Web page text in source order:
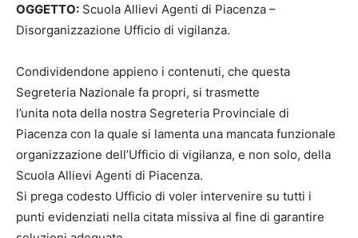
OGGETTO: Scuola Allievi Agenti di Piacenza –
Disorganizzazione Ufficio di vigilanza.
Condividendone appieno i contenuti, che questa
Segreteria Nazionale fa propri, si trasmette
l’unita nota della nostra Segreteria Provinciale di
Piacenza con la quale si lamenta una mancata funzionale
organizzazione dell’Ufficio di vigilanza, e non solo, della
Scuola Allievi Agenti di Piacenza.
Si prega codesto Ufficio di voler intervenire su tutti i
punti evidenziati nella citata missiva al fine di garantire